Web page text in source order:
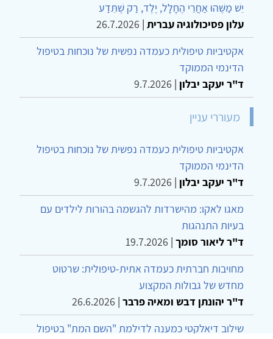
יֵשׁ מַשֶּׁהוּ אַחֲרֵי הֶחָלָל, יֶלֶד, רַק שֶׁתֵּדַע
עלון פסיכולוגיה עברית |
26.7.2026
אקטיביות טיפולית כעמדה נפשית של נוכחות בטיפול
הדינמי הממוקד
ד"ר יעקב יבלון |
9.7.2026
מעוררי עניין
אקטיביות טיפולית כעמדה נפשית של נוכחות בטיפול
הדינמי הממוקד
ד"ר יעקב יבלון |
9.7.2026
מאגו לאקו: מהישרדות להגשמה בהורות לילדים עם
בעיות התנהגות
ד"ר ליאור סומך |
19.7.2026
מחויבות חברתית כעמדה אתית-טיפולית: שרטוט
מחדש של גבולות המקצוע
ד"ר יהונתן דבש ומאיה פרבר |
26.6.2026
שילוב דיאלקטי כמענה לדילמת "השם המת" בטיפול